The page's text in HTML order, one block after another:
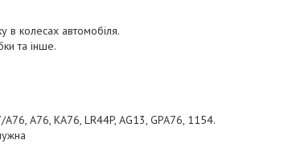
в колесах автомобіля.
та інше.
A76, KA76, LR44P, AG13, GPA76, 1154.